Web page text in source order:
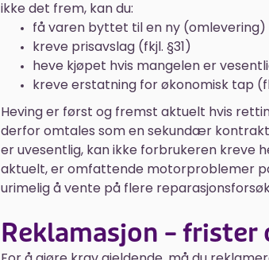
ikke det frem, kan du:
få varen byttet til en ny (omlevering)
kreve prisavslag (fkjl. §31)
heve kjøpet hvis mangelen er
kreve erstatning for økonomisk tap
Heving er først og fremst aktuelt hvis
derfor omtales som en sekundær
er uvesentlig, kan ikke forbrukeren kreve
aktuelt, er omfattende motorproblemer
urimelig å vente på flere
Reklamasjon –